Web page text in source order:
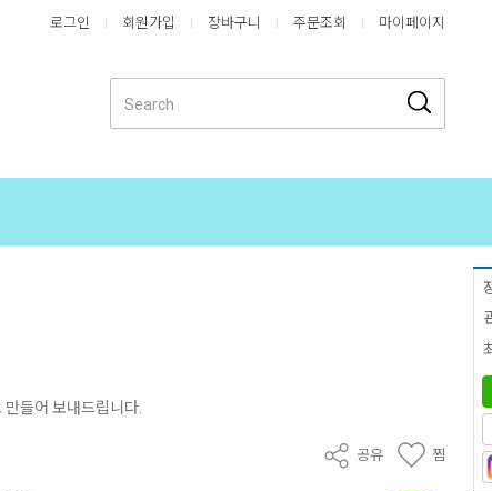
로그인 회원가입 장바구니 주문조회 마이페이지
들어 보내드립니다.
공유 찜